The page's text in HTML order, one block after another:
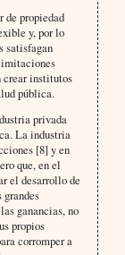
de propiedad
y, por lo
satisfagan
crear institutos
pública.
privada
La industria
[8] y en
que, en el
el desarrollo de
ganancias, no
propios
corromper a